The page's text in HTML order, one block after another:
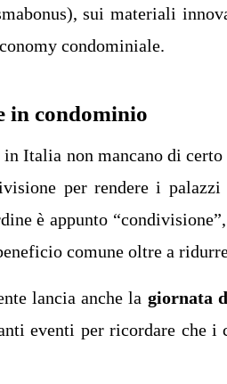
sui materiali
condominiale.
in condominio
Italia non mancano di
per rendere i
è appunto
comune oltre a
lancia anche la giornata
eventi per ricordare che i